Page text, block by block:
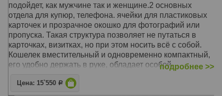
подойдет, как мужчине так и женщине.2 основных
отдела для купюр, телефона. ячейки для пластиковых
карточек и прозрачное окошко для фотографий или
пропуска. Такая структура позволяет не путаться в
карточках, визитках, но при этом носить всё с собой.
Кошелек вместительный и одновременно компактный,
его удобно держать в руке, обладает особой
внешний вид даже при активном использовании.Его
удобно брать с собой в командировки или
подробнее >>
Цена: 15`550 Р